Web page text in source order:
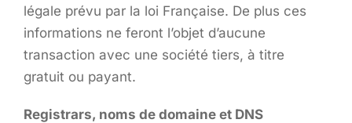
légale prévu par la loi Française. De plus ces
informations ne feront l’objet d’aucune
transaction avec une société tiers, à titre
gratuit ou payant.
Registrars, noms de domaine et DNS